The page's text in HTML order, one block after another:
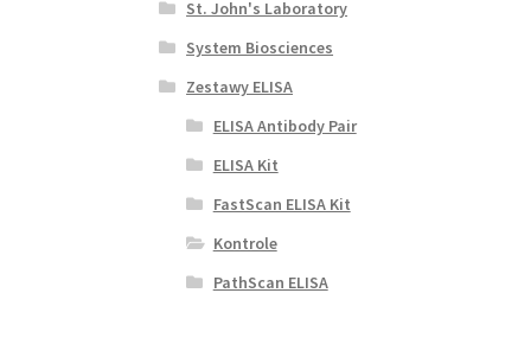
St. John's Laboratory
System Biosciences
Zestawy ELISA
ELISA Antibody Pair
ELISA Kit
FastScan ELISA Kit
Kontrole
PathScan ELISA